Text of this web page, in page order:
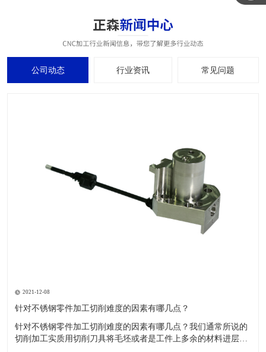
公司动态 行业资讯 常见问题
2021-12-08
针对不锈钢零件加工切削难度的因素有哪几点？
针对不锈钢零件加工切削难度的因素有哪几点？我们通常所说的
切削加工实质用切削刀具将毛坯或者是工件上多余的材料进层进